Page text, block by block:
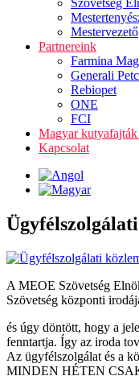
Szövetség
Mestervezető
Partnereink
Farmina
Generali
Rebiopet
ONE
FCI
Magyar
Kapcsolat
A MEOE Szövetség
Szövetség központi
és úgy döntött, hogy a
fenntartja. Így az iroda
Az ügyfélszolgálat és a
MINDEN HÉTEN